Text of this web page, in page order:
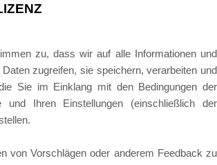
zu, dass wir auf alle Informationen und
zugreifen, sie speichern, verarbeiten und
Sie im Einklang mit den Bedingungen der
und Ihren Einstellungen (einschließlich der
von Vorschlägen oder anderem Feedback zu